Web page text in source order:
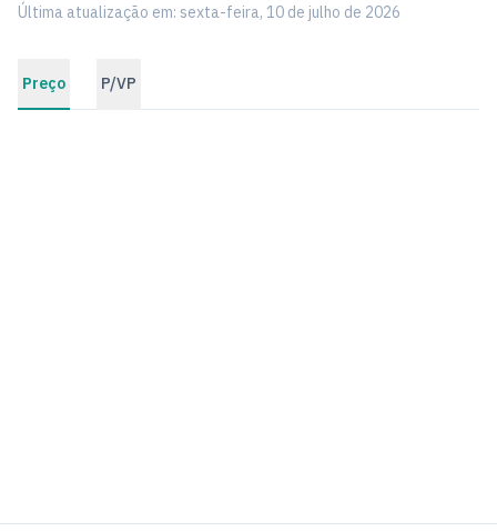
Última atualização em: sexta-feira, 10 de julho de 2026
Preço P/VP